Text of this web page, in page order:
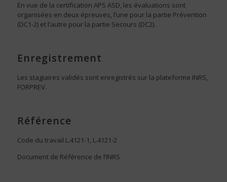
En vue de la certification APS ASD, les évaluations sont
organisées en deux épreuves, l’une pour la partie Prévention
(DC1-2) et l’autre pour la partie Secours (DC2).
Enregistrement
Les stagiaires validés sont enregistrés sur la plateforme INRS,
FORPREV.
Référence
Code du travail L.4121-1, L.4121-2
Document de Référence de l’INRS